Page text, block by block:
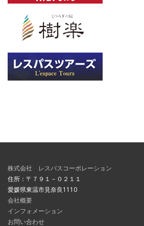
株式会社 レスパスコーポレーション
住所：〒７９１－０２１１
愛媛県東温市見奈良1110
会社概要
インフォメーション
お問い合わせ